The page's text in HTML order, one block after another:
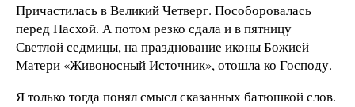
Причастилась в Великий Четверг. Пособоровалась
перед Пасхой. А потом резко сдала и в пятницу
Светлой седмицы, на празднование иконы Божией
Матери «Живоносный Источник», отошла ко Господу.
Я только тогда понял смысл сказанных батюшкой слов.